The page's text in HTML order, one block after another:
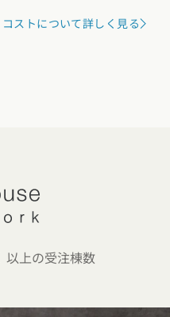
コストについて詳しく見る
以上の受注棟数